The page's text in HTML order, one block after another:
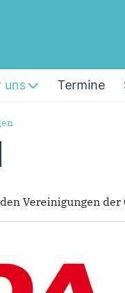
uns Termine
Vereinigungen der